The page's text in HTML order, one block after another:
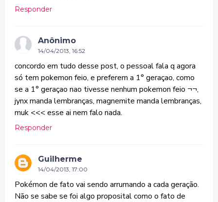
Responder
Anônimo
14/04/2013, 16:52
concordo em tudo desse post, o pessoal fala q agora
só tem pokemon feio, e preferem a 1° geraçao, como
se a 1° geraçao nao tivesse nenhum pokemon feio ¬¬,
jynx manda lembranças, magnemite manda lembranças,
muk <<< esse ai nem falo nada.
Responder
Guilherme
14/04/2013, 17:00
Pokémon de fato vai sendo arrumando a cada geração.
Não se sabe se foi algo proposital como o fato de